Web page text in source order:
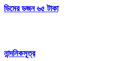
ডিমের ডজন ৬৫ টাকা
নান্দনিকসূত্র